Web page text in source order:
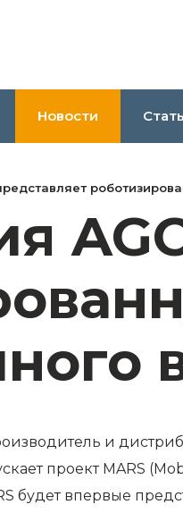
Новости
и
проект MARS
будет впервые